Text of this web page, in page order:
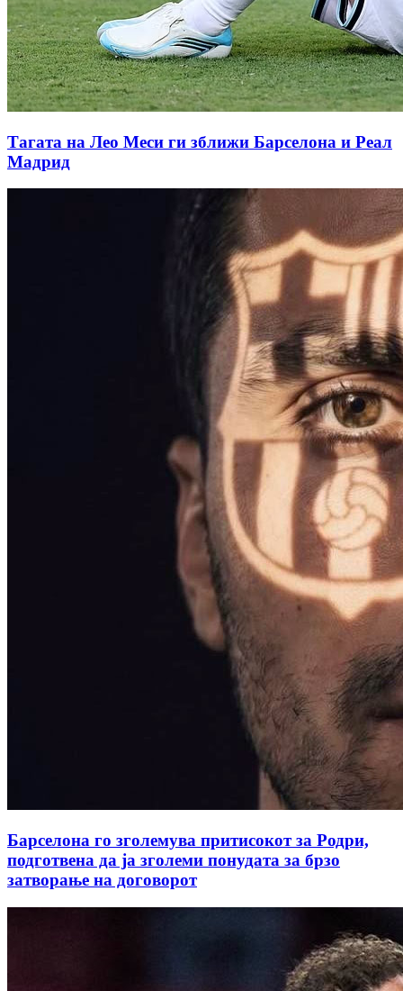
Тагата на Лео Меси ги зближи Барселона и Реал
Мадрид
Барселона го зголемува притисокот за Родри,
подготвена да ја зголеми понудата за брзо
затворање на договорот